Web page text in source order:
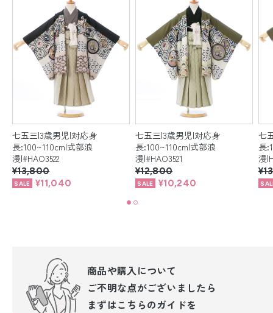
七五三|3歳男児|対応身
長:100~110cm|式部浪
漫|#HAO3522
¥13,800
¥11,040
七五三|3歳男児|対応身
長:100~110cm|式部浪
漫|#HAO3521
¥12,800
¥10,240
七
長
漫
商品や購入について
ご不明な点がございましたら
まずはこちらのガイドを